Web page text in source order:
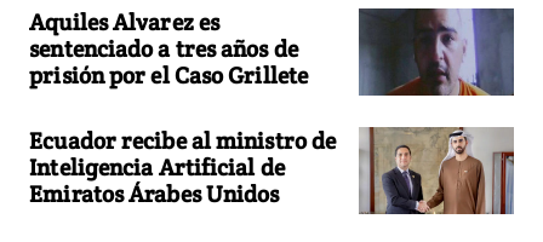
Aquiles Alvarez es
sentenciado a tres años de
prisión por el Caso Grillete
Ecuador recibe al ministro de
Inteligencia Artificial de
Emiratos Árabes Unidos